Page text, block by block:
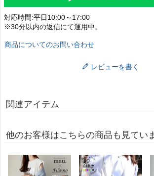
対応時間:平日10:00～17:00
※30分以内の返信にて運用中。
商品についてのお問い合わせ
レビューを書く
関連アイテム
他のお客様はこちらの商品も見てい